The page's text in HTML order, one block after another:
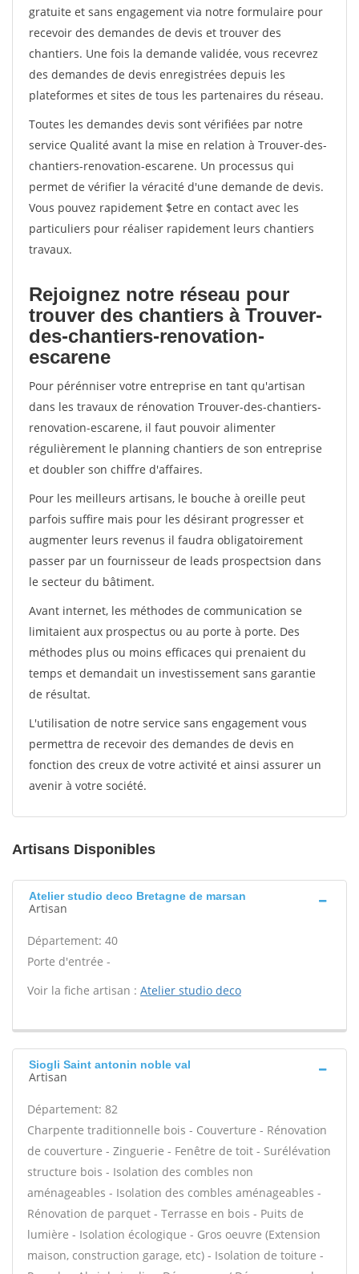
gratuite et sans engagement via notre formulaire pour
recevoir des demandes de devis et trouver des
chantiers. Une fois la demande validée, vous recevrez
des demandes de devis enregistrées depuis les
plateformes et sites de tous les partenaires du réseau.
Toutes les demandes devis sont vérifiées par notre
service Qualité avant la mise en relation à Trouver-des-
chantiers-renovation-escarene. Un processus qui
permet de vérifier la véracité d'une demande de devis.
Vous pouvez rapidement $etre en contact avec les
particuliers pour réaliser rapidement leurs chantiers
travaux.
Rejoignez notre réseau pour
trouver des chantiers à Trouver-
des-chantiers-renovation-
escarene
Pour pérénniser votre entreprise en tant qu'artisan
dans les travaux de rénovation Trouver-des-chantiers-
renovation-escarene, il faut pouvoir alimenter
régulièrement le planning chantiers de son entreprise
et doubler son chiffre d'affaires.
Pour les meilleurs artisans, le bouche à oreille peut
parfois suffire mais pour les désirant progresser et
augmenter leurs revenus il faudra obligatoirement
passer par un fournisseur de leads prospectsion dans
le secteur du bâtiment.
Avant internet, les méthodes de communication se
limitaient aux prospectus ou au porte à porte. Des
méthodes plus ou moins efficaces qui prenaient du
temps et demandait un investissement sans garantie
de résultat.
L'utilisation de notre service sans engagement vous
permettra de recevoir des demandes de devis en
fonction des creux de votre activité et ainsi assurer un
avenir à votre société.
Artisans Disponibles
Atelier studio deco Bretagne de marsan
Artisan
Département: 40
Porte d'entrée -
Voir la fiche artisan : Atelier studio deco
Siogli Saint antonin noble val
Artisan
Département: 82
Charpente traditionnelle bois - Couverture - Rénovation
de couverture - Zinguerie - Fenêtre de toit - Surélévation
structure bois - Isolation des combles non
aménageables - Isolation des combles aménageables -
Rénovation de parquet - Terrasse en bois - Puits de
lumière - Isolation écologique - Gros oeuvre (Extension
maison, construction garage, etc) - Isolation de toiture -